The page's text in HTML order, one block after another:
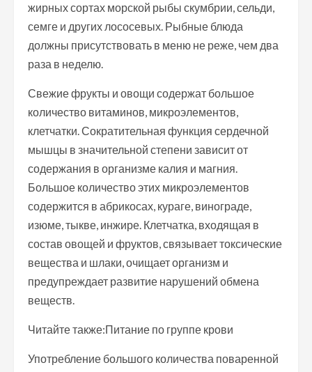
жирных сортах морской рыбы скумбрии, сельди,
семге и других лососевых. Рыбные блюда
должны присутствовать в меню не реже, чем два
раза в неделю.
Свежие фрукты и овощи содержат большое
количество витаминов, микроэлементов,
клетчатки. Сократительная функция сердечной
мышцы в значительной степени зависит от
содержания в организме калия и магния.
Большое количество этих микроэлементов
содержится в абрикосах, кураге, винограде,
изюме, тыкве, инжире. Клетчатка, входящая в
состав овощей и фруктов, связывает токсические
вещества и шлаки, очищает организм и
предупреждает развитие нарушений обмена
веществ.
Читайте также:Питание по группе крови
Употребление большого количества поваренной